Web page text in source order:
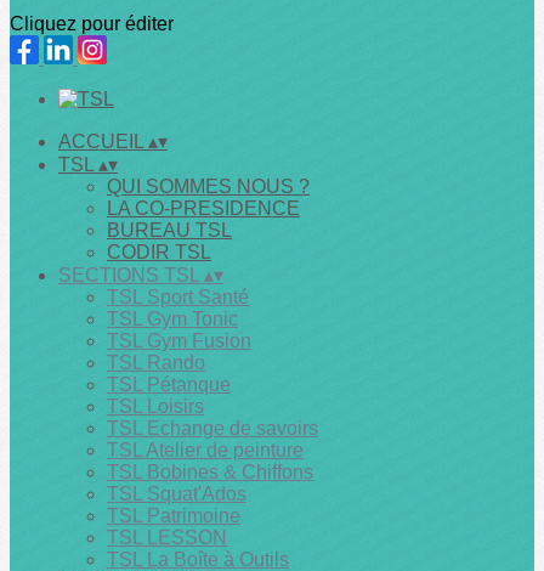
Cliquez pour éditer
ACCUEIL ▴▾
TSL ▴▾
QUI SOMMES NOUS ?
LA CO-PRESIDENCE
BUREAU TSL
CODIR TSL
SECTIONS TSL ▴▾
TSL Sport Santé
TSL Gym Tonic
TSL Gym Fusion
TSL Rando
TSL Pétanque
TSL Loisirs
TSL Echange de savoirs
TSL Atelier de peinture
TSL Bobines & Chiffons
TSL Squat'Ados
TSL Patrimoine
TSL LESSON
TSL La Boîte à Outils